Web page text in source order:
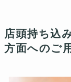
店頭持ち込
方面へのご